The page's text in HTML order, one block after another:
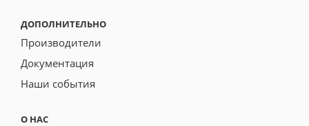
ДОПОЛНИТЕЛЬНО
Производители
Документация
Наши события
О НАС